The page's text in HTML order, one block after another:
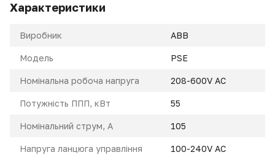
Характеристики
Виробник ABB
Модель PSE
Номінальна робоча напруга 208-600V AC
Потужність ППП, кВт 55
Номінальний струм, A 105
Напруга ланцюга управління 100-240V AC